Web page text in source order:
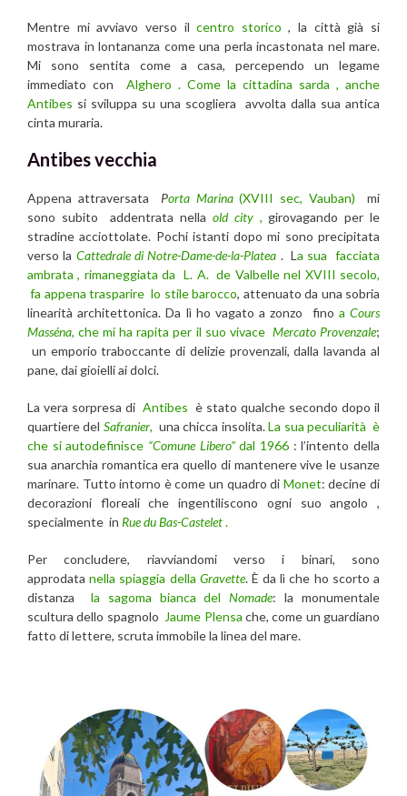
Mentre mi avviavo verso ilcentro storico, la città già si
mostrava in lontananza come una perla incastonata nel mare.
Mi sono sentita come a casa, percependo un legame
immediato con Alghero . Come la cittadina sarda , anche
Antibes si sviluppa su una scogliera avvolta dalla sua antica
cinta muraria.
Antibes vecchia
Appena attraversata Porta Marina(XVIII sec, Vauban)
mi
sono subito addentrata nella old city, girovagando per le
stradine acciottolate. Pochi istanti dopo mi sono precipitata
verso la Cattedrale di Notre-Dame-de-la-Platea . La sua facciata
ambrata , rimaneggiata da L. A. de Valbelle nel XVIII secolo,
fa appena trasparire lo stile barocco, attenuato da una sobria
linearità architettonica. Da lì ho vagato a zonzo fino aCours
Masséna, che mi ha rapita per il suo vivace Mercato Provenzale;
un emporio traboccante di delizie provenzali, dalla lavanda al
pane, dai gioielli ai dolci.
La vera sorpresa di Antibes è stato qualche secondo dopo il
quartiere del Safranier, una chicca insolita.La sua peculiarità è
che si autodefinisce “Comune Libero”dal 1966 : l’intento della
sua anarchia romantica era quello di mantenere vive le usanze
marinare. Tutto intorno è come un quadro di Monet: decine di
decorazioni floreali che ingentiliscono ogni suo angolo ,
specialmente in Rue du Bas-Castelet.
Per concludere, riavviandomi verso i binari, sono
approdatanella spiaggia della Gravette. È da lì che ho scorto a
distanza la sagoma bianca delNomade: la monumentale
scultura dello spagnoloJaume Plensa che, come un guardiano
fatto di lettere, scruta immobile la linea del mare.